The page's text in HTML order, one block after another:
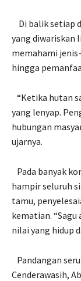
Di balik setiap
yang diwariskan
memahami
hingga
“Ketika hutan
yang lenyap.
hubungan
ujarnya.
Pada banyak
hampir seluruh
tamu,
kematian.
nilai yang hidup
Pandangan
Cenderawasih,